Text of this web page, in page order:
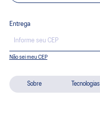
Sobre Tecnologias
Entrega
Não sei meu CEP